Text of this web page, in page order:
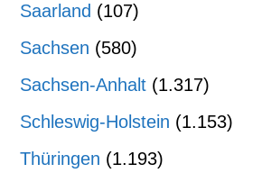
Saarland (107)
Sachsen (580)
Sachsen-Anhalt (1.317)
Schleswig-Holstein (1.153)
Thüringen (1.193)